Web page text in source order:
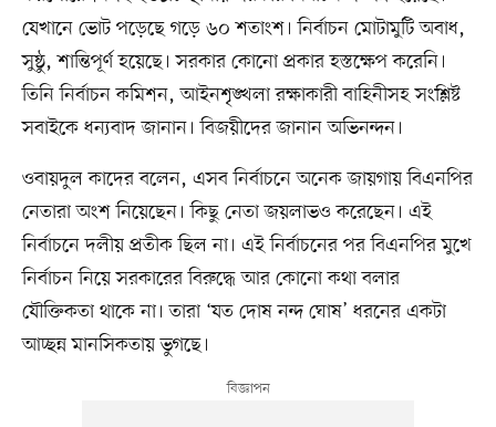
যেখানে ভোট পড়েছে গড়ে ৬০ শতাংশ। নির্বাচন মোটামুটি অবাধ,
সুষ্ঠু, শান্তিপূর্ণ হয়েছে। সরকার কোনো প্রকার হস্তক্ষেপ করেনি।
তিনি নির্বাচন কমিশন, আইনশৃঙ্খলা রক্ষাকারী বাহিনীসহ সংশ্লিষ্ট
সবাইকে ধন্যবাদ জানান। বিজয়ীদের জানান অভিনন্দন।
ওবায়দুল কাদের বলেন, এসব নির্বাচনে অনেক জায়গায় বিএনপির
নেতারা অংশ নিয়েছেন। কিছু নেতা জয়লাভও করেছেন। এই
নির্বাচনে দলীয় প্রতীক ছিল না। এই নির্বাচনের পর বিএনপির মুখে
নির্বাচন নিয়ে সরকারের বিরুদ্ধে আর কোনো কথা বলার
যৌক্তিকতা থাকে না। তারা ‘যত দোষ নন্দ ঘোষ’ ধরনের একটা
আচ্ছন্ন মানসিকতায় ভুগছে।